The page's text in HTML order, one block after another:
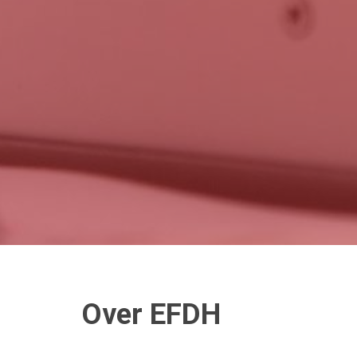
Over EFDH